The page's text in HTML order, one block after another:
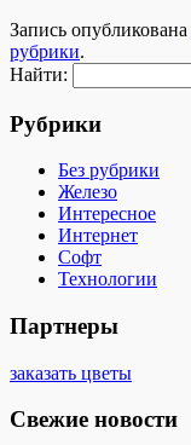
Запись опубликована
рубрики.
Найти:
Рубрики
Без рубрики
Железо
Интересное
Интернет
Софт
Технологии
Партнеры
заказать цветы
Свежие новости